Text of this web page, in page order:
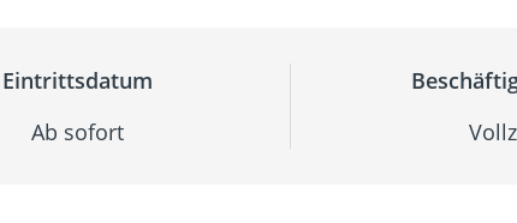
Eintrittsdatum
Ab sofort